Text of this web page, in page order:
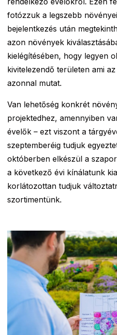
fotózzuk a legszebb
bejelentkezés után
azon növények
kielégítésében, hogy legyen
kivitelezendő területen ami
azonnal mutat.
Van lehetőség konkrét
projektedhez, amennyiben
évelők – ezt viszont a
szeptemberéig tudjuk
októberben elkészül a
a következő évi kínálatunk
korlátozottan tudjuk
szortimentünk.